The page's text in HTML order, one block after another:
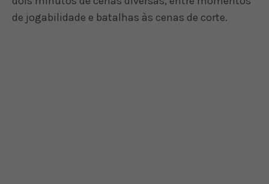
de jogabilidade e batalhas às cenas de corte.